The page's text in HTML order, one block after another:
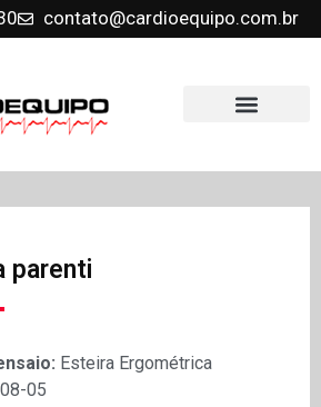
contato@cardioequipo.com.br
parenti
Esteira Ergométrica
05